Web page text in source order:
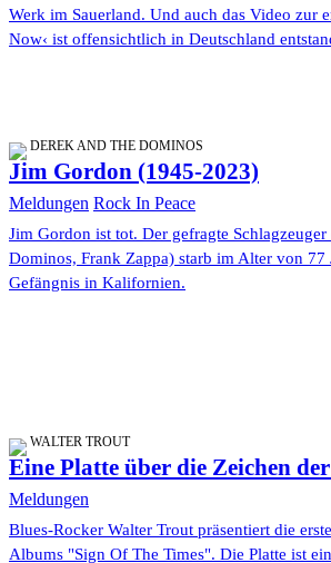
Werk im Sauerland. Und auch das Video zur
Now‹ ist offensichtlich in Deutschland
DEREK AND THE DOMINOS
Jim Gordon (1945-2023)
Meldungen Rock In Peace
Jim Gordon ist tot. Der gefragte
Dominos, Frank Zappa) starb im Alter von 77
Gefängnis in Kalifornien.
WALTER TROUT
Eine Platte über die Zeichen
Meldungen
Blues-Rocker Walter Trout präsentiert die
Albums "Sign Of The Times". Die Platte ist